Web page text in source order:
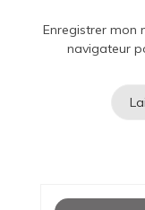
Enregistrer mon
navigateur